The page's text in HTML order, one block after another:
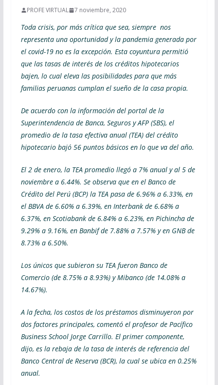
PROFE VIRTUAL 7 noviembre, 2020
Toda crisis, por más crítica que sea, siempre nos
representa una oportunidad y la pandemia generada por
el covid-19 no es la excepción. Esta coyuntura permitió
que las tasas de interés de los créditos hipotecarios
bajen, lo cual eleva las posibilidades para que más
familias peruanas cumplan el sueño de la casa propia.
De acuerdo con la información del portal de la
Superintendencia de Banca, Seguros y AFP (SBS), el
promedio de la tasa efectiva anual (TEA) del crédito
hipotecario bajó 56 puntos básicos en lo que va del año.
El 2 de enero, la TEA promedio llegó a 7% anual y al 5 de
noviembre a 6.44%. Se observa que en el Banco de
Crédito del Perú (BCP) la TEA pasa de 6.96% a 6.33%, en
el BBVA de 6.60% a 6.39%, en Interbank de 6.68% a
6.37%, en Scotiabank de 6.84% a 6.23%, en Pichincha de
9.29% a 9.16%, en Banbif de 7.88% a 7.57% y en GNB de
8.73% a 6.50%.
Los únicos que subieron su TEA fueron Banco de
Comercio (de 8.75% a 8.93%) y Mibanco (de 14.08% a
14.67%).
A la fecha, los costos de los préstamos disminuyeron por
dos factores principales, comentó el profesor de Pacífico
Business School Jorge Carrillo. El primer componente,
dijo, es la rebaja de la tasa de interés de referencia del
Banco Central de Reserva (BCR), la cual se ubica en 0.25%
anual.